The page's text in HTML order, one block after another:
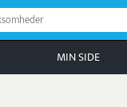
MIN SIDE